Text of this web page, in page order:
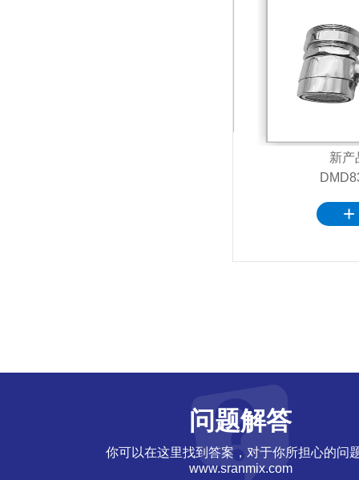
新产
+
问题解答
你可以在这里找到答案，对于你所担心的问
www.sranmix.com